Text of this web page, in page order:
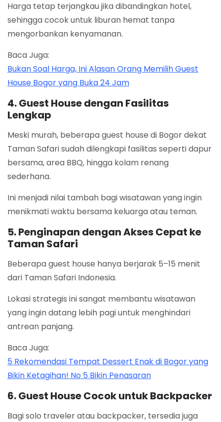
Harga tetap terjangkau jika dibandingkan hotel,
sehingga cocok untuk liburan hemat tanpa
mengorbankan kenyamanan.
Baca Juga:
Bukan Soal Harga, Ini Alasan Orang Memilih Guest
House Bogor yang Buka 24 Jam
4. Guest House dengan Fasilitas
Lengkap
Meski murah, beberapa guest house di Bogor dekat
Taman Safari sudah dilengkapi fasilitas seperti dapur
bersama, area BBQ, hingga kolam renang
sederhana.
Ini menjadi nilai tambah bagi wisatawan yang ingin
menikmati waktu bersama keluarga atau teman.
5. Penginapan dengan Akses Cepat ke
Taman Safari
Beberapa guest house hanya berjarak 5–15 menit
dari Taman Safari Indonesia.
Lokasi strategis ini sangat membantu wisatawan
yang ingin datang lebih pagi untuk menghindari
antrean panjang.
Baca Juga:
5 Rekomendasi Tempat Dessert Enak di Bogor yang
Bikin Ketagihan! No 5 Bikin Penasaran
6. Guest House Cocok untuk Backpacker
Bagi solo traveler atau backpacker, tersedia juga